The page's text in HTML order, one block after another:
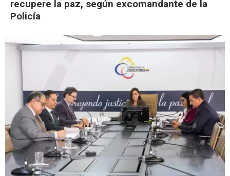
recupere la paz, según excomandante de la
Policía